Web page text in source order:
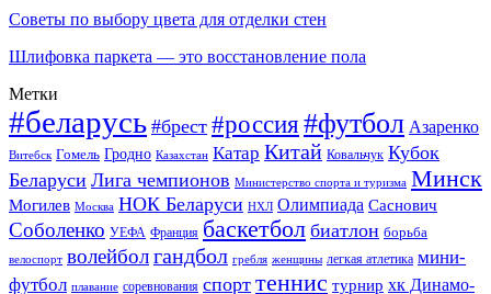
Советы по выбору цвета для отделки стен
Шлифовка паркета — это восстановление пола
Метки
#беларусь #брест #россия#футбол Азаренко
Витебск Гомель Гродно Казахстан Катар Китай Ковальчук Кубок
Беларуси Лига чемпионов Министерство спорта и туризма Минск
Могилев Москва НОК Беларуси НХЛ Олимпиада Саснович
Соболенко УЕФА Франция баскетбол биатлон борьба
велоспорт волейболгандбол гребля женщины легкая атлетика мини-
футбол плавание соревнования спорт теннис турнир хк Динамо-